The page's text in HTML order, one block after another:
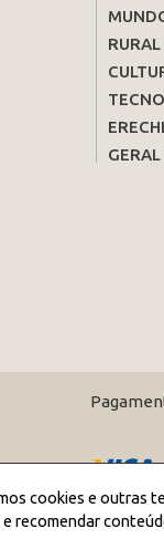
RURAL
GERAL
cookies e outras
recomendar